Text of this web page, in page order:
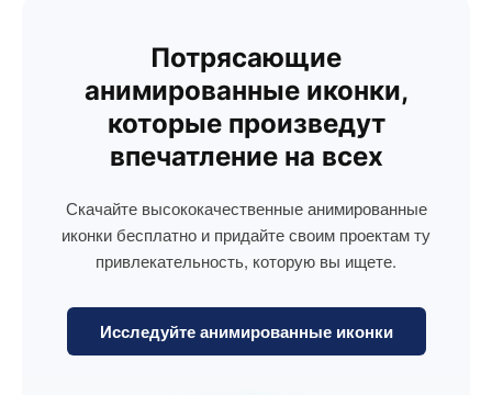
Потрясающие
анимированные иконки,
которые произведут
впечатление на всех
Скачайте высококачественные анимированные
иконки бесплатно и придайте своим проектам ту
привлекательность, которую вы ищете.
Исследуйте анимированные иконки